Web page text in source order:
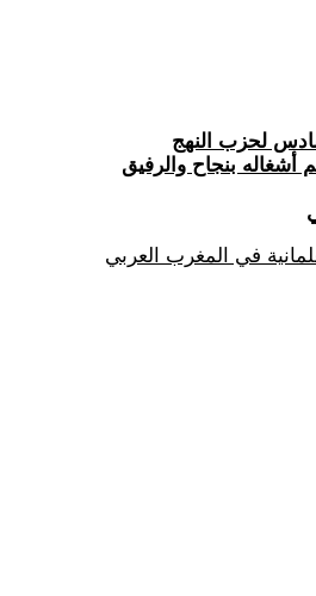
لحزب النهج
أشغاله بنجاح والرفيق
في المغرب العربي